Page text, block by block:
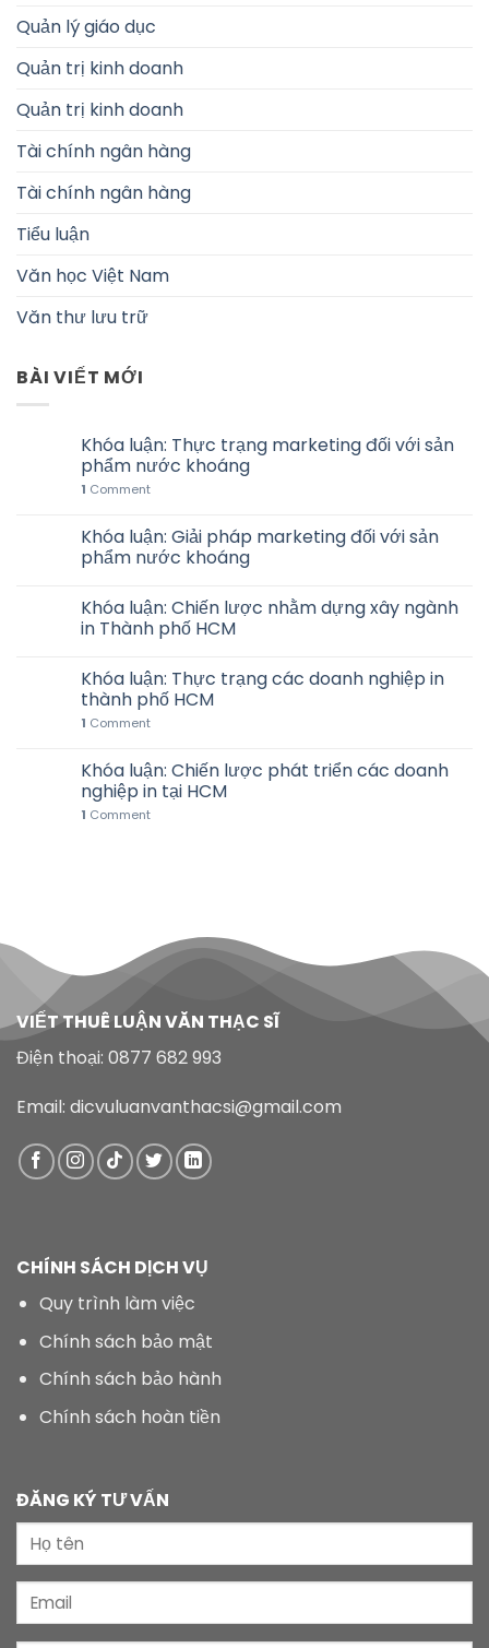
Quản lý giáo dục
Quản trị kinh doanh
Quản trị kinh doanh
Tài chính ngân hàng
Tài chính ngân hàng
Tiểu luận
Văn học Việt Nam
Văn thư lưu trữ
BÀI VIẾT MỚI
Khóa luận: Thực trạng marketing đối với sản
phẩm nước khoáng
1 Comment
Khóa luận: Giải pháp marketing đối với sản
phẩm nước khoáng
Khóa luận: Chiến lược nhằm dựng xây ngành
in Thành phố HCM
Khóa luận: Thực trạng các doanh nghiệp in
thành phố HCM
1 Comment
Khóa luận: Chiến lược phát triển các doanh
nghiệp in tại HCM
1 Comment
VIẾT THUÊ LUẬN VĂN THẠC SĨ
Điện thoại: 0877 682 993
Email: dicvuluanvanthacsi@gmail.com
CHÍNH SÁCH DỊCH VỤ
Quy trình làm việc
Chính sách bảo mật
Chính sách bảo hành
Chính sách hoàn tiền
ĐĂNG KÝ TƯ VẤN